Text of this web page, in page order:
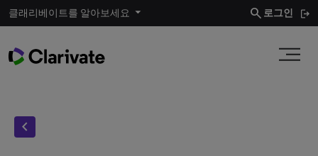
클래리베이트를 알아보세요 search 로그인
chevron_left